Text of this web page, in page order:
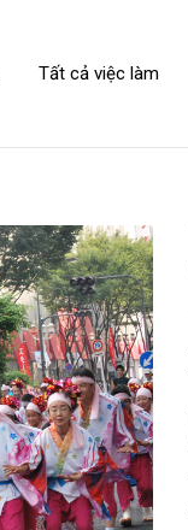
Tất cả việc làm